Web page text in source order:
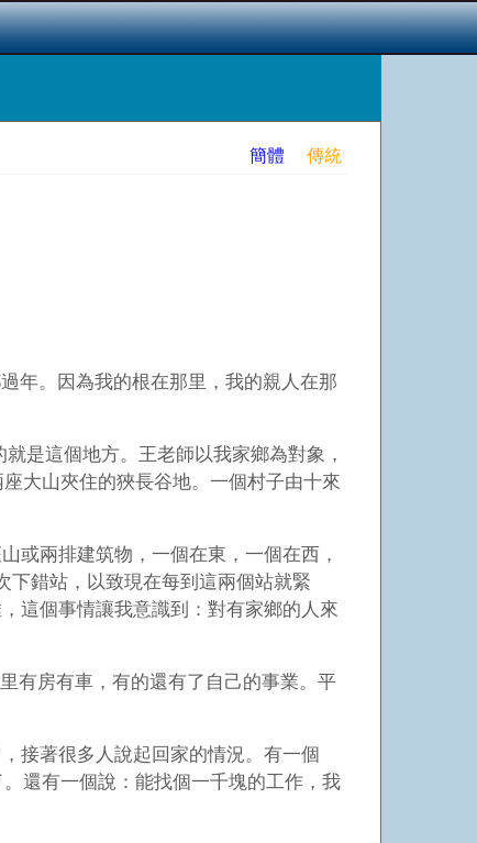
簡體 傳統
年。因為我的根在那里，我的親人在那
是這個地方。王老師以我家鄉為對象，
大山夾住的狹長谷地。一個村子由十來
或兩排建筑物，一個在東，一個在西，
下錯站，以致現在每到這兩個站就緊
這個事情讓我意識到：對有家鄉的人來
有房有車，有的還有了自己的事業。平
接著很多人說起回家的情況。有一個
還有一個說：能找個一千塊的工作，我